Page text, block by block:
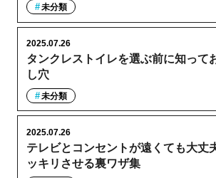
未分類
タンクレストイレを選ぶ前に知って
し穴
2025.07.26
未分類
テレビとコンセントが遠くても大丈
ッキリさせる裏ワザ集
2025.07.26